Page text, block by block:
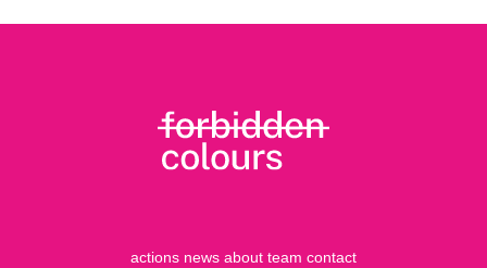
actions news about team contact